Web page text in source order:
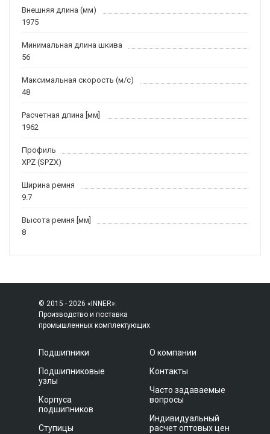
Внешняя длина (мм)
1975
Минимальная длина шкива
56
Максимальная скорость (м/c)
48
Расчетная длина [мм]
1962
Профиль
XPZ (SPZX)
Ширина ремня
9.7
Высота ремня [мм]
8
© 2015 - 2026 «INNER»:
Производство и поставка
промышленных комплектующих
Подшипники
Подшипниковые
узлы
Корпуса
подшипников
Ступицы
О компании
Контакты
Часто задаваемые
вопросы
Индивидуальный
расчет оптовых цен